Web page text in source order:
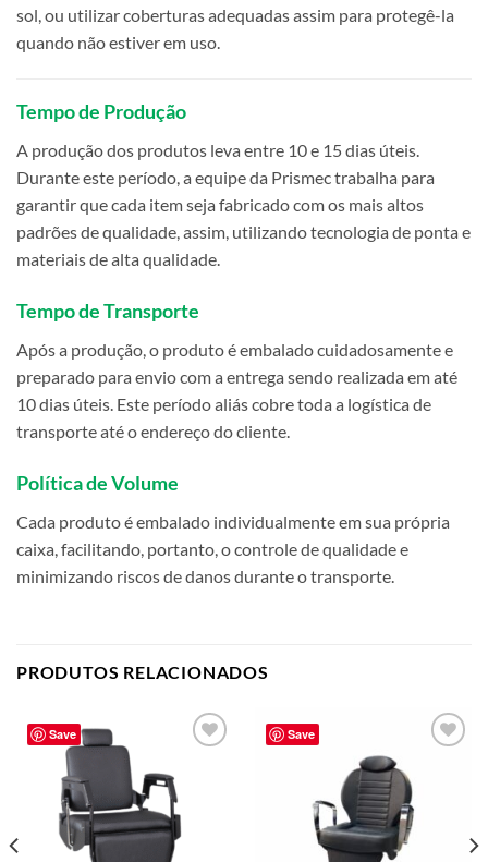
sol, ou utilizar coberturas adequadas assim para protegê-la
quando não estiver em uso.
Tempo de Produção
A produção dos produtos leva entre 10 e 15 dias úteis.
Durante este período, a equipe da Prismec trabalha para
garantir que cada item seja fabricado com os mais altos
padrões de qualidade, assim, utilizando tecnologia de ponta e
materiais de alta qualidade.
Tempo de Transporte
Após a produção, o produto é embalado cuidadosamente e
preparado para envio com a entrega sendo realizada em até
10 dias úteis. Este período aliás cobre toda a logística de
transporte até o endereço do cliente.
Política de Volume
Cada produto é embalado individualmente em sua própria
caixa, facilitando, portanto, o controle de qualidade e
minimizando riscos de danos durante o transporte.
PRODUTOS RELACIONADOS
Save
wishlist
Save